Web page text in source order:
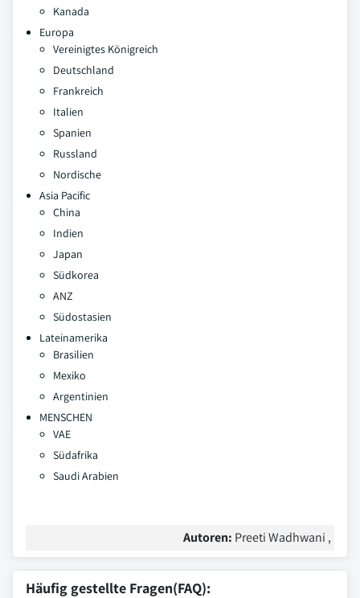
Kanada
Europa
Vereinigtes Königreich
Deutschland
Frankreich
Italien
Spanien
Russland
Nordische
Asia Pacific
China
Indien
Japan
Südkorea
ANZ
Südostasien
Lateinamerika
Brasilien
Mexiko
Argentinien
MENSCHEN
VAE
Südafrika
Saudi Arabien
Autoren: Preeti Wadhwani ,
Häufig gestellte Fragen(FAQ):